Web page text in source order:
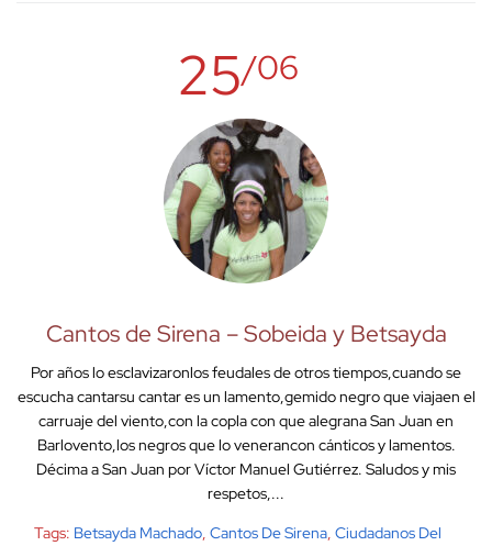
25/06
Cantos de Sirena – Sobeida y Betsayda
Por años lo esclavizaronlos feudales de otros tiempos,cuando se
escucha cantarsu cantar es un lamento,gemido negro que viajaen el
carruaje del viento,con la copla con que alegrana San Juan en
Barlovento,los negros que lo venerancon cánticos y lamentos.
Décima a San Juan por Víctor Manuel Gutiérrez. Saludos y mis
respetos,...
Tags: Betsayda Machado, Cantos De Sirena, Ciudadanos Del